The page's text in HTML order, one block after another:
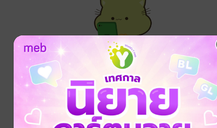
กรุณาเข้าสู่ระบบก่อนดำเนินรายการด้วยค่ะ
ล็อกอินเข้าระบบ